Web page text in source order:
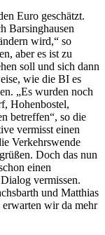
Euro geschätzt.
Barsinghausen
wird,“ so
aber es ist zu
soll und sich dann
wie die BI es
„Es wurden noch
Hohenbostel,
betreffen“, so die
vermisst einen
Verkehrswende
Doch das nun
einen
vermissen.
und Matthias
erwarten wir da mehr